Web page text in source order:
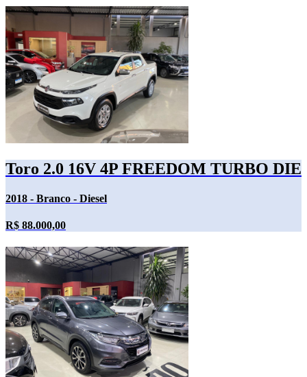
Toro 2.0 16V 4P FREEDOM TURBO
2018 - Branco - Diesel
R$ 88.000,00